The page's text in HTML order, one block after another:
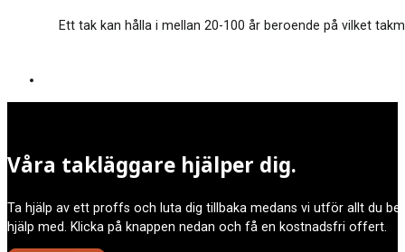
Ett tak kan hålla i mellan 20-100 år beroende på vilket
Våra takläggare hjälper dig.
Ta hjälp av ett proffs och luta dig tillbaka medans vi utför allt du
hjälp med. Klicka på knappen nedan och få en kostnadsfri offert.